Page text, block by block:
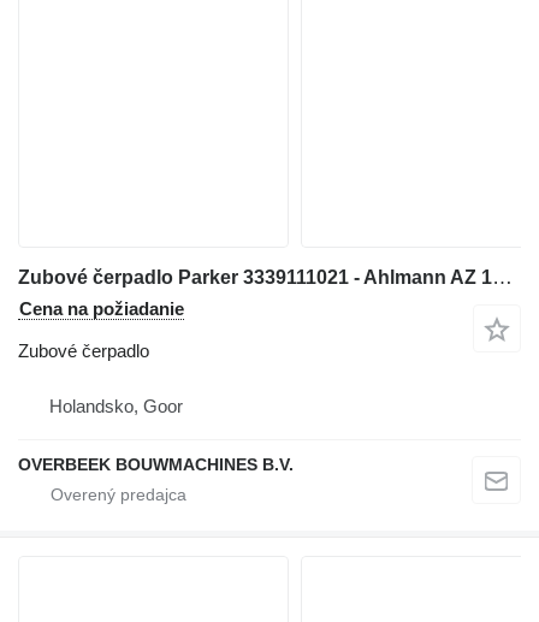
Zubové čerpadlo Parker 3339111021 - Ahlmann AZ 14 - Gearpump na kolesového nakladača
Cena na požiadanie
Zubové čerpadlo
Holandsko, Goor
OVERBEEK BOUWMACHINES B.V.